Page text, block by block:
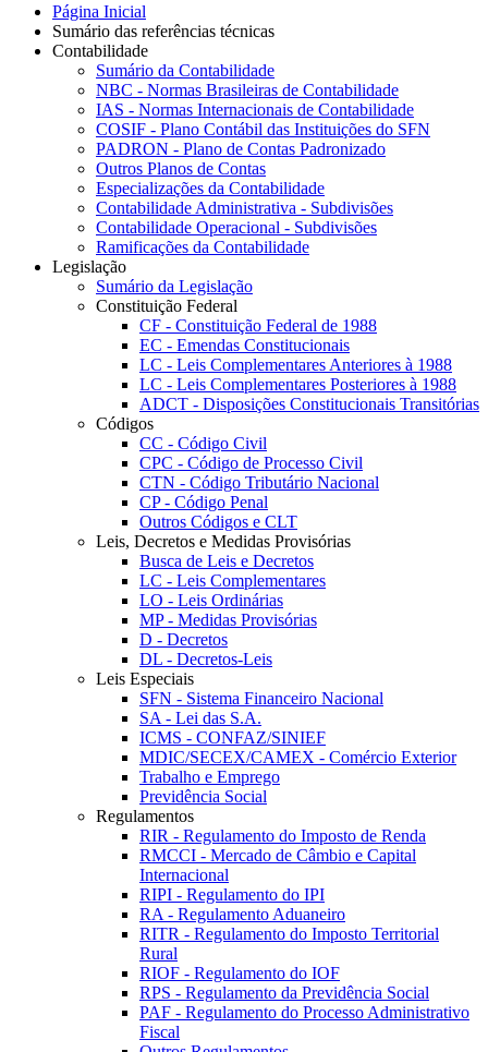
Página Inicial
Sumário das referências técnicas
Contabilidade
Sumário da Contabilidade
NBC - Normas Brasileiras de Contabilidade
IAS - Normas Internacionais de Contabilidade
COSIF - Plano Contábil das Instituições do SFN
PADRON - Plano de Contas Padronizado
Outros Planos de Contas
Especializações da Contabilidade
Contabilidade Administrativa - Subdivisões
Contabilidade Operacional - Subdivisões
Ramificações da Contabilidade
Legislação
Sumário da Legislação
Constituição Federal
CF - Constituição Federal de 1988
EC - Emendas Constitucionais
LC - Leis Complementares Anteriores à 1988
LC - Leis Complementares Posteriores à 1988
ADCT - Disposições Constitucionais Transitórias
Códigos
CC - Código Civil
CPC - Código de Processo Civil
CTN - Código Tributário Nacional
CP - Código Penal
Outros Códigos e CLT
Leis, Decretos e Medidas Provisórias
Busca de Leis e Decretos
LC - Leis Complementares
LO - Leis Ordinárias
MP - Medidas Provisórias
D - Decretos
DL - Decretos-Leis
Leis Especiais
SFN - Sistema Financeiro Nacional
SA - Lei das S.A.
ICMS - CONFAZ/SINIEF
MDIC/SECEX/CAMEX - Comércio Exterior
Trabalho e Emprego
Previdência Social
Regulamentos
RIR - Regulamento do Imposto de Renda
RMCCI - Mercado de Câmbio e Capital
Internacional
RIPI - Regulamento do IPI
RA - Regulamento Aduaneiro
RITR - Regulamento do Imposto Territorial
Rural
RIOF - Regulamento do IOF
RPS - Regulamento da Previdência Social
PAF - Regulamento do Processo Administrativo
Fiscal